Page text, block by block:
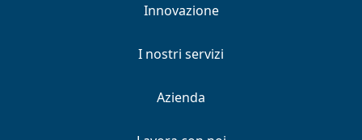
Innovazione
I nostri servizi
Azienda